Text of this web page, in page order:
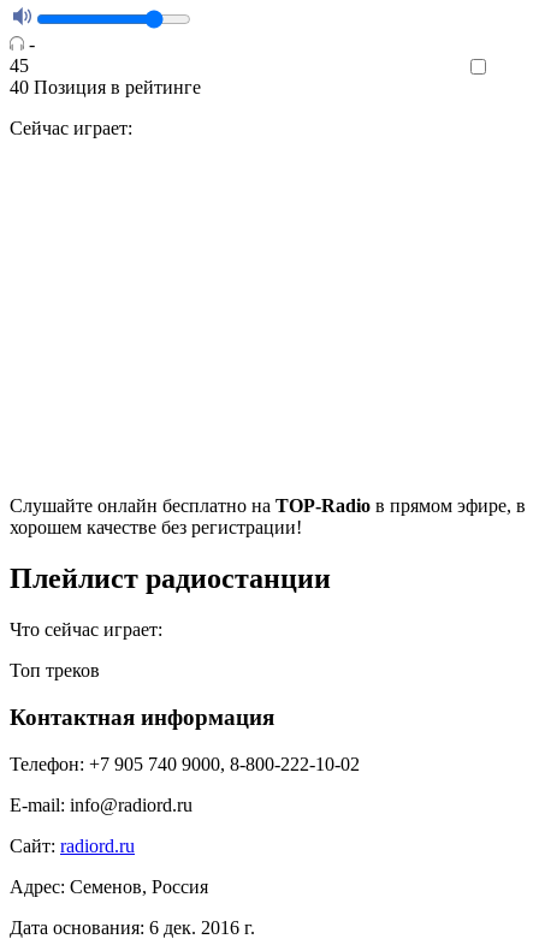
-
45
40 Позиция в рейтинге
Сейчас играет:
Cлушайте онлайн бесплатно на TOP-Radio в прямом эфире, в
хорошем качестве без регистрации!
Плейлист радиостанции
Что сейчас играет:
Топ треков
Контактная информация
Телефон: +7 905 740 9000, 8-800-222-10-02
E-mail: info@radiord.ru
Сайт: radiord.ru
Адрес: Семенов, Россия
Дата основания: 6 дек. 2016 г.